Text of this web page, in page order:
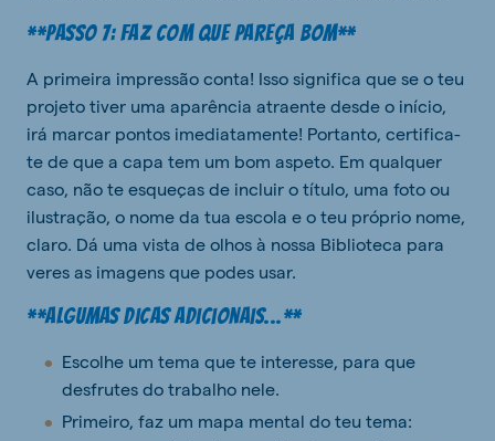
**Passo 7: Faz com que pareça bom**
A primeira impressão conta! Isso significa que se o teu
projeto tiver uma aparência atraente desde o início,
irá marcar pontos imediatamente! Portanto, certifica-
te de que a capa tem um bom aspeto. Em qualquer
caso, não te esqueças de incluir o título, uma foto ou
ilustração, o nome da tua escola e o teu próprio nome,
claro. Dá uma vista de olhos à nossa Biblioteca para
veres as imagens que podes usar.
**Algumas dicas adicionais...**
Escolhe um tema que te interesse, para que
desfrutes do trabalho nele.
Primeiro, faz um mapa mental do teu tema: